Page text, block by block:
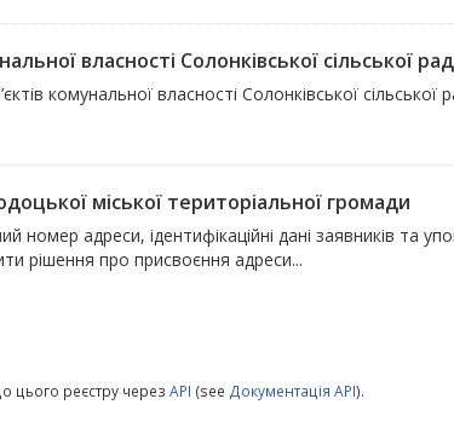
власності Солонківської сільської
комунальної власності Солонківської сільської
міської територіальної громади
номер адреси, ідентифікаційні дані заявників та
рішення про присвоєння адреси...
цього реєстру через API (see Документація API).